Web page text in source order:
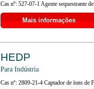
Cas nº: 527-07-1 Agente sequestrante
Mais informações
HEDP
Para Indústria
Cas nº: 2809-21-4 Captador de íons de